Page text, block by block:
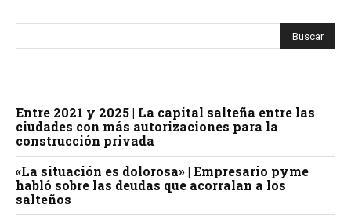
Entre 2021 y 2025 | La capital salteña entre las
ciudades con más autorizaciones para la
construcción privada
«La situación es dolorosa» | Empresario pyme
habló sobre las deudas que acorralan a los
salteños